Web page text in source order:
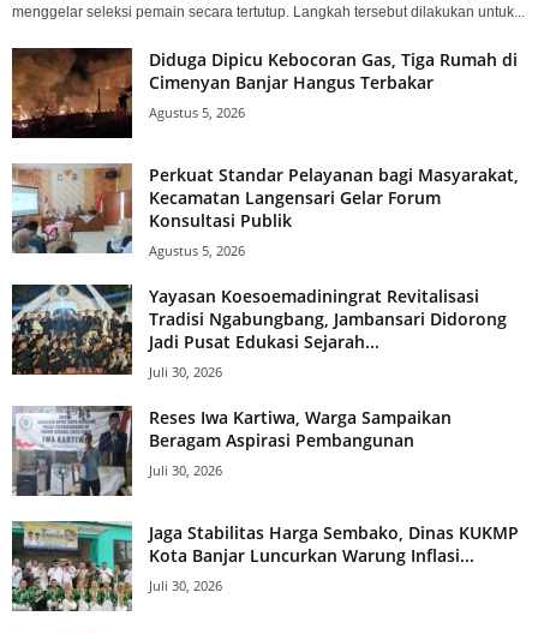
menggelar seleksi pemain secara tertutup. Langkah tersebut dilakukan untuk...
Diduga Dipicu Kebocoran Gas, Tiga Rumah di
Cimenyan Banjar Hangus Terbakar
Agustus 5, 2026
Perkuat Standar Pelayanan bagi Masyarakat,
Kecamatan Langensari Gelar Forum
Konsultasi Publik
Agustus 5, 2026
Yayasan Koesoemadiningrat Revitalisasi
Tradisi Ngabungbang, Jambansari Didorong
Jadi Pusat Edukasi Sejarah...
Juli 30, 2026
Reses Iwa Kartiwa, Warga Sampaikan
Beragam Aspirasi Pembangunan
Juli 30, 2026
Jaga Stabilitas Harga Sembako, Dinas KUKMP
Kota Banjar Luncurkan Warung Inflasi...
Juli 30, 2026